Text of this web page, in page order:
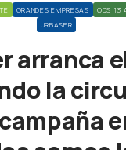
GRANDES EMPRESAS
ODS 13
URBASER
arranca
la